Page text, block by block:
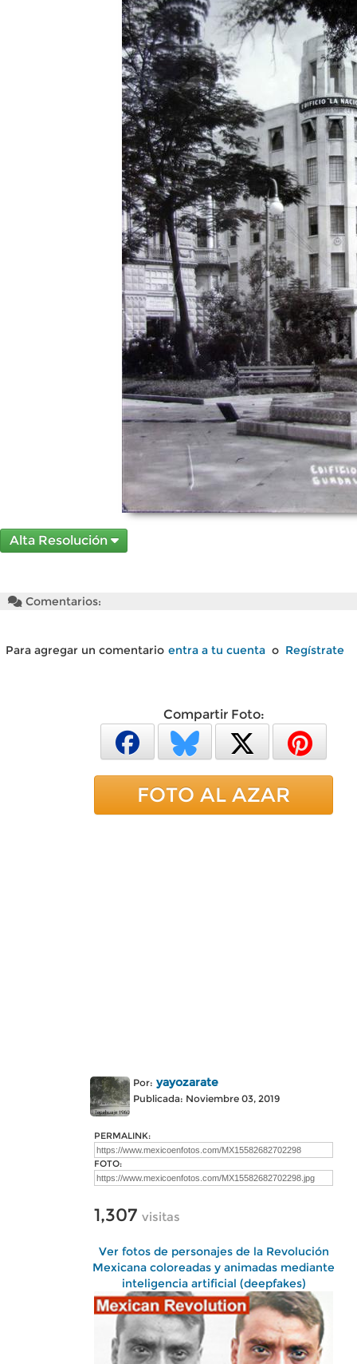
Alta Resolución
Comentarios:
Para agregar un comentario entra a tu cuenta o Regístrate
Compartir Foto:
FOTO AL AZAR
Por: yayozarate
Publicada: Noviembre 03, 2019
PERMALINK:
FOTO:
1,307 visitas
Ver fotos de personajes de la Revolución
Mexicana coloreadas y animadas mediante
inteligencia artificial (deepfakes)